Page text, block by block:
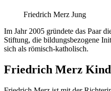
Friedrich Merz Jung
Im Jahr 2005 gründete das Paar
Stiftung, die bildungsbezogene
sich als römisch-katholisch.
Friedrich Merz